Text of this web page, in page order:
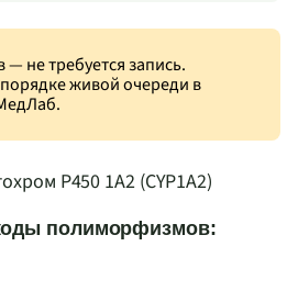
не требуется запись.
живой очереди в
Р450 1A2 (CYP1A2)
полиморфизмов: